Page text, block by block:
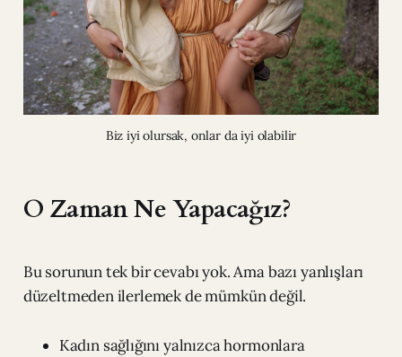
Biz iyi olursak, onlar da iyi olabilir
O Zaman Ne Yapacağız?
Bu sorunun tek bir cevabı yok. Ama bazı yanlışları
düzeltmeden ilerlemek de mümkün değil.
Kadın sağlığını yalnızca hormonlara